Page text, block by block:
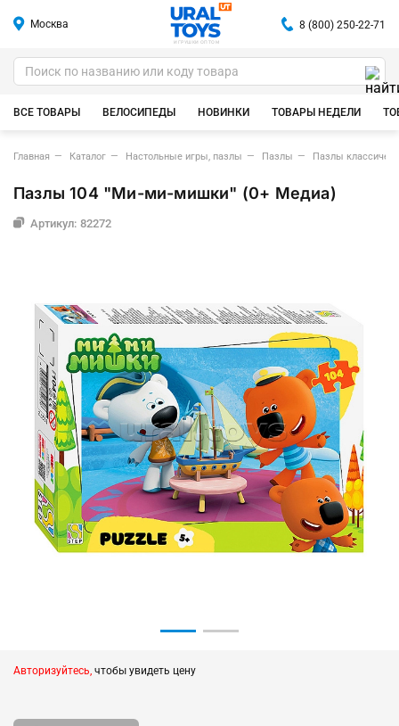
Москва
ИГРУШКИ ОПТОМ
8 (800) 250-22-71
ВСЕ ТОВАРЫ ВЕЛОСИПЕДЫ НОВИНКИ ТОВАРЫ НЕДЕЛИ
Главная Каталог Настольные игры, пазлы Пазлы Пазлы
Пазлы 104 "Ми-ми-мишки" (0+ Медиа)
Артикул: 82272
Авторизуйтесь, чтобы увидеть цену